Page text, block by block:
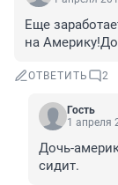
Еще
на
ОТВЕТИТЬ 2
Гость
1 апреля
Дочь-
сидит.